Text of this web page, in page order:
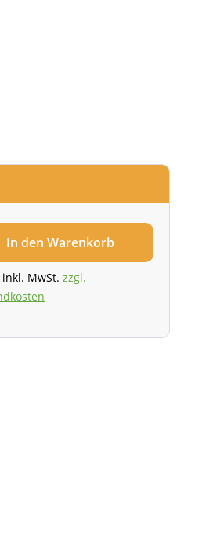
In den Warenkorb
inkl. MwSt. zzgl.